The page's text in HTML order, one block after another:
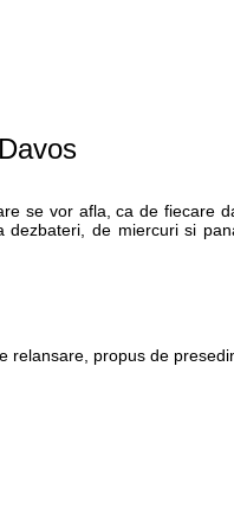
se vor afla, ca de fiecare
de miercuri si
propus de